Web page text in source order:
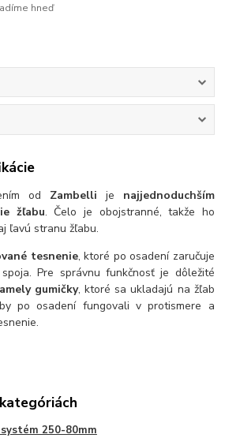
hneď
od Zambelli je najjednoduchším
žľabu. Čelo je obojstranné, takže ho
ľavú stranu žľabu.
tesnenie, ktoré po osadení zaručuje
Pre správnu funkčnosť je dôležité
gumičky, ktoré sa ukladajú na žľab
po osadení fungovali v protismere a
250-80mm